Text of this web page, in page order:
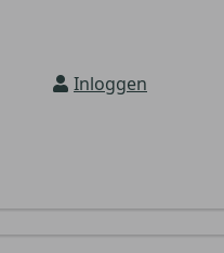
Inloggen